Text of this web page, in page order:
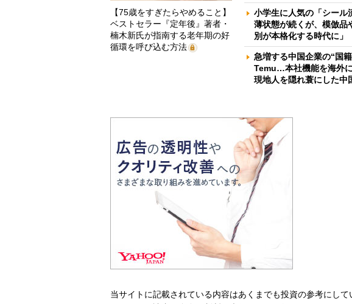
【75歳をすぎたらやめること】
ベストセラー『定年後』著者・
楠木新氏が指南する老年期の好
循環を呼び込む方法
小学生に人気の「シー
薄状態が続くが、模倣
別が本格化する時代に」
急増する中国企業の“国
Temu…本社機能を海外
現地人を隠れ蓑にした中
当サイトに記載されている内容はあくまでも投資の参考にし